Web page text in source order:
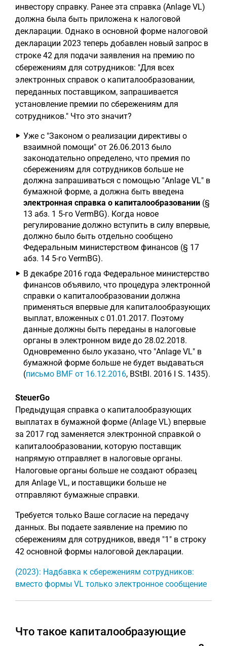
инвестору справку. Ранее эта справка (Anlage VL)
должна была быть приложена к налоговой
декларации. Однако в основной форме налоговой
декларации 2023 теперь добавлен новый запрос в
строке 42 для подачи заявления на премию по
сбережениям для сотрудников: "Для всех
электронных справок о капиталообразовании,
переданных поставщиком, запрашивается
установление премии по сбережениям для
сотрудников." Что это значит?
Уже с "Законом о реализации директивы о
взаимной помощи" от 26.06.2013 было
законодательно определено, что премия по
сбережениям для сотрудников больше не
должна запрашиваться с помощью "Anlage VL" в
бумажной форме, а должна быть введена
электронная справка о капиталообразовании (§
13 абз. 1 5-го VermBG). Когда новое
регулирование должно вступить в силу впервые,
должно было быть отдельно сообщено
Федеральным министерством финансов (§ 17
абз. 14 5-го VermBG).
В декабре 2016 года Федеральное министерство
финансов объявило, что процедура электронной
справки о капиталообразовании должна
применяться впервые для капиталообразующих
выплат, вложенных с 01.01.2017. Поэтому
данные должны быть переданы в налоговые
органы в электронном виде до 28.02.2018.
Одновременно было указано, что "Anlage VL" в
бумажной форме больше не будет выдаваться
(письмо BMF от 16.12.2016, BStBl. 2016 I S. 1435).
SteuerGo
Предыдущая справка о капиталообразующих
выплатах в бумажной форме (Anlage VL) впервые
за 2017 год заменяется электронной справкой о
капиталообразовании, которую поставщик
напрямую отправляет в налоговые органы.
Налоговые органы больше не создают образец
для Anlage VL, и поставщики больше не
отправляют бумажные справки.
Требуется только Ваше согласие на передачу
данных. Вы подаете заявление на премию по
сбережениям для сотрудников, введя "1" в строку
42 основной формы налоговой декларации.
(2023): Надбавка к сбережениям сотрудников:
вместо формы VL только электронное сообщение
Что такое капиталообразующие